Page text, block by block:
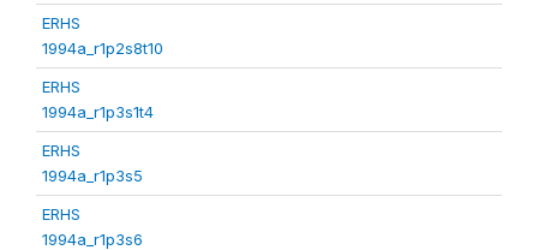
ERHS
1994a_r1p2s8t10
ERHS
1994a_r1p3s1t4
ERHS
1994a_r1p3s5
ERHS
1994a_r1p3s6